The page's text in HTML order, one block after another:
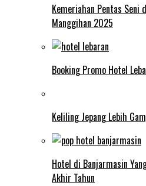
Kemeriahan Pentas Seni
Manggihan 2025
Booking Promo Hotel
Keliling Jepang Lebih
Hotel di Banjarmasin
Akhir Tahun